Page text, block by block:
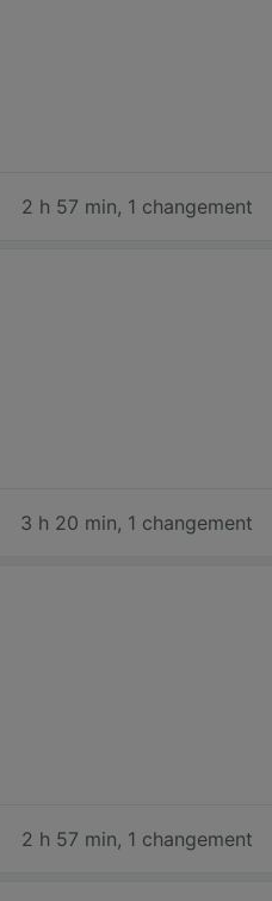
2 h 57 min, 1 changement
3 h 20 min, 1 changement
2 h 57 min, 1 changement